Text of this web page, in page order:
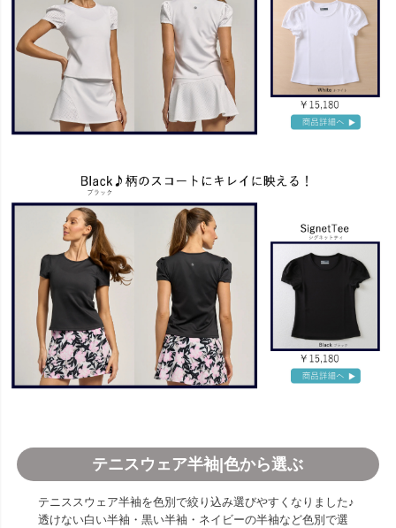
テニスウェア半袖|色から選ぶ
テニススウェア半袖を色別で絞り込み選びやすくなりました♪
透けない白い半袖・黒い半袖・ネイビーの半袖など色別で選